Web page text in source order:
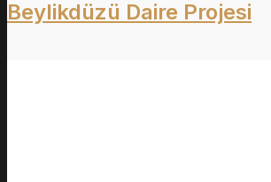
Beylikdüzü Daire Projesi